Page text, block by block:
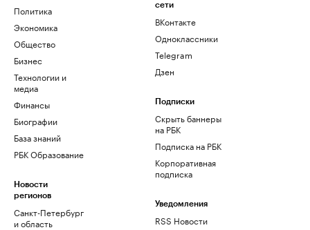
Политика
Экономика
Общество
Бизнес
Технологии и
медиа
Финансы
Биографии
База знаний
РБК Образование
Новости
регионов
Санкт-Петербург
и область
сети
ВКонтакте
Одноклассники
Telegram
Дзен
Подписки
Скрыть баннеры
на РБК
Подписка на РБК
Корпоративная
подписка
Уведомления
RSS Новости